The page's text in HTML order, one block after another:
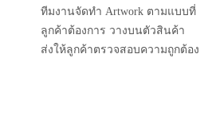
ทีมงานจัดทำ Artwork ตามแบบที่
ลูกค้าต้องการ วางบนตัวสินค้า
ส่งให้ลูกค้าตรวจสอบความถูกต้อง